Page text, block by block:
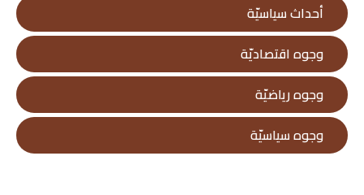
أحداث سياسيّة
وجوه اقتصاديّة
وجوه رياضيّة
وجوه سياسيّة